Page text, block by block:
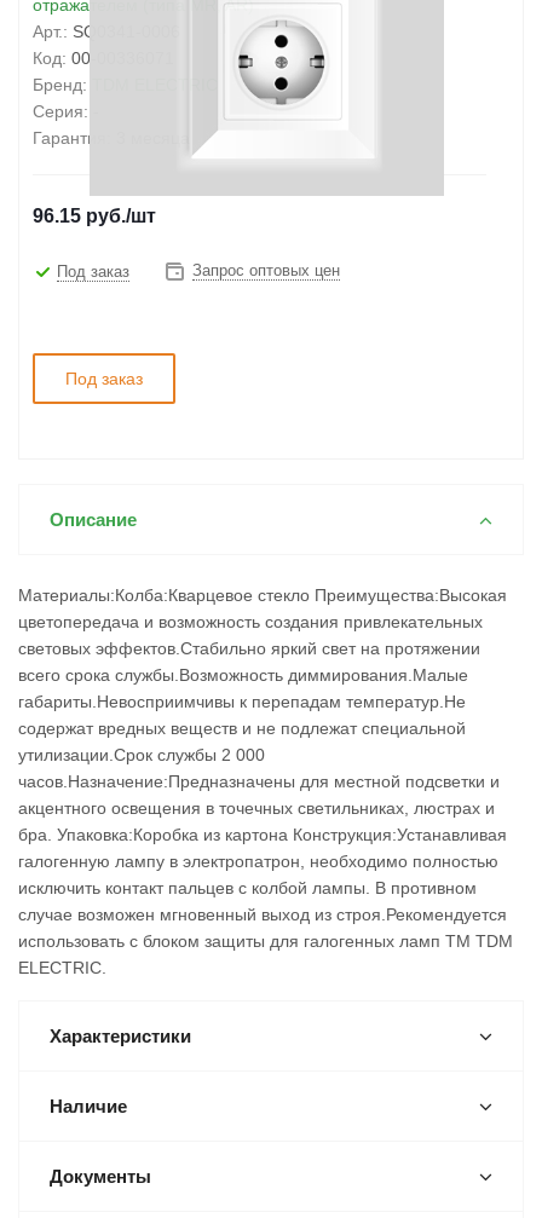
отражателем (типа MR, AR)
Арт.: SQ0341-0006
Код: 00-00336071
Бренд:
Серия:
Гарантия:
96.15 руб./шт
Под заказ Запрос оптовых цен
Под заказ
Описание
Материалы:Колба:Кварцевое стекло Преимущества:Высокая
цветопередача и возможность создания привлекательных
световых эффектов.Стабильно яркий свет на протяжении
всего срока службы.Возможность диммирования.Малые
габариты.Невосприимчивы к перепадам температур.Не
содержат вредных веществ и не подлежат специальной
утилизации.Срок службы 2 000
часов.Назначение:Предназначены для местной подсветки и
акцентного освещения в точечных светильниках, люстрах и
бра. Упаковка:Коробка из картона Конструкция:Устанавливая
галогенную лампу в электропатрон, необходимо полностью
исключить контакт пальцев с колбой лампы. В противном
случае возможен мгновенный выход из строя.Рекомендуется
использовать с блоком защиты для галогенных ламп TM TDM
ELECTRIC.
Характеристики
Наличие
Документы